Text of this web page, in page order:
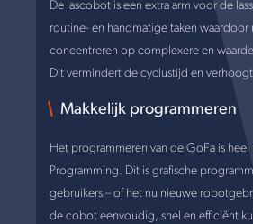
De lascobot is een extra arm voor de
routine- en handmatige taken waardoor
concentreren op complexere en
Dit vermindert de cyclustijd en
Makkelijk programmeren
Het programmeren van de GoFa is
Programming. Dit is grafische
gebruikers – of het nu nieuwe
de cobot eenvoudig, snel en efficiënt